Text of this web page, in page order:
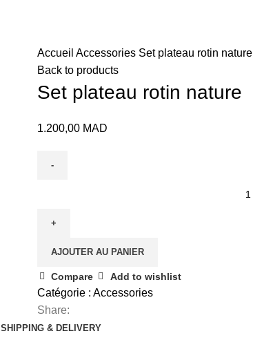
Accueil Accessories Set plateau rotin nature
Back to products
Set plateau rotin nature
1.200,00 MAD
AJOUTER AU PANIER
Compare Add to wishlist
Catégorie : Accessories
Share:
SHIPPING & DELIVERY